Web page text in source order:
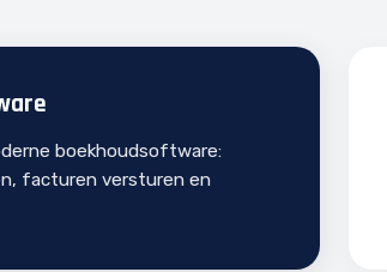
boekhoudsoftware:
facturen versturen en